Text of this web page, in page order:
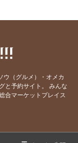
む
ですか？
き当たりぴった
ウ（グルメ）・オメカ
と予約サイト。
みんな
合マーケットプレイス